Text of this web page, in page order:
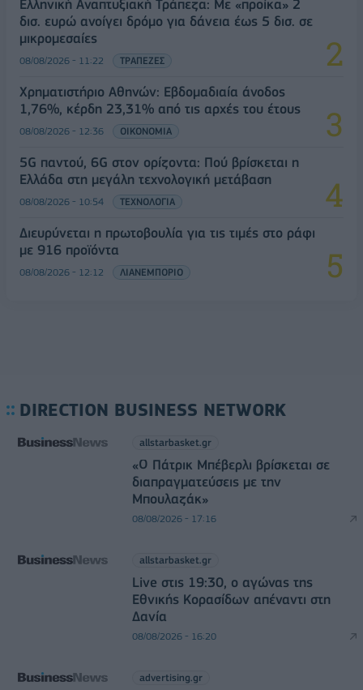
Ελληνική Αναπτυξιακή Τράπεζα: Με «προίκα» 2
δισ. ευρώ ανοίγει δρόμο για δάνεια έως 5 δισ. σε
μικρομεσαίες
08/08/2026 - 11:22 ΤΡΑΠΕΖΕΣ
Χρηματιστήριο Αθηνών: Εβδομαδιαία άνοδος
1,76%, κέρδη 23,31% από τις αρχές του έτους
08/08/2026 - 12:36 ΟΙΚΟΝΟΜΙΑ
5G παντού, 6G στον ορίζοντα: Πού βρίσκεται η
Ελλάδα στη μεγάλη τεχνολογική μετάβαση
08/08/2026 - 10:54 ΤΕΧΝΟΛΟΓΙΑ
Διευρύνεται η πρωτοβουλία για τις τιμές στο ράφι
με 916 προϊόντα
08/08/2026 - 12:12 ΛΙΑΝΕΜΠΟΡΙΟ
DIRECTION BUSINESS NETWORK
allstarbasket.gr
«Ο Πάτρικ Μπέβερλι βρίσκεται σε
διαπραγματεύσεις με την
Μπουλαζάκ»
08/08/2026 - 17:16
allstarbasket.gr
Live στις 19:30, ο αγώνας της
Εθνικής Κορασίδων απέναντι στη
Δανία
08/08/2026 - 16:20
advertising.gr